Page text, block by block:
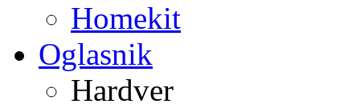
Homekit
Oglasnik
Hardver